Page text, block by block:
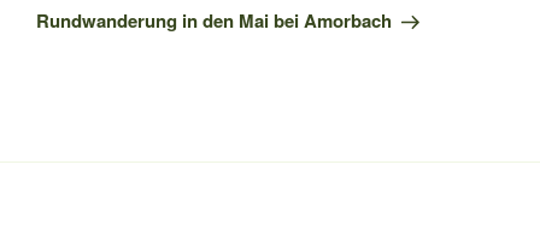
Beitrag
Rundwanderung in den Mai bei Amorbach